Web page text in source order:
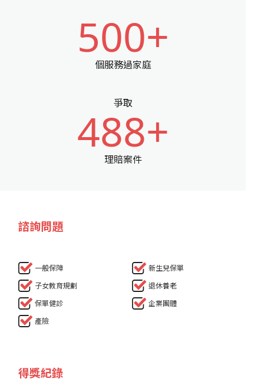
500+
個服務過家庭
爭取
488+
理賠案件
諮詢問題
一般保障
新生兒保單
子女教育規劃
退休養老
保單健診
企業團體
產險
得獎紀錄